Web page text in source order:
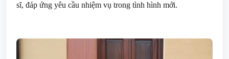
sĩ, đáp ứng yêu cầu nhiệm vụ trong tình hình mới.